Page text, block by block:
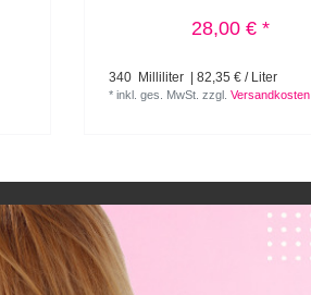
28,00 € *
340 Milliliter | 82,35 € / Liter
*inkl. ges. MwSt. zzgl.Versandkosten